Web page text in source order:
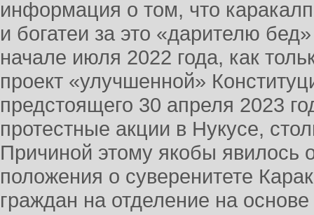
информация о том, что
и богатеи за это «дарителю
начале июля 2022 года, как
проект «улучшенной»
предстоящего 30 апреля 2023
протестные акции в Нукусе,
Причиной этому якобы явилось
положения о суверенитете
граждан на отделение на